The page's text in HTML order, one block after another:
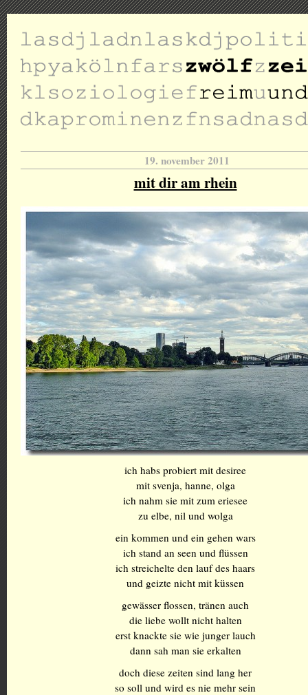
19. november 2011
mit dir am rhein
ich habs probiert mit desiree
mit svenja, hanne, olga
ich nahm sie mit zum eriesee
zu elbe, nil und wolga
ein kommen und ein gehen wars
ich stand an seen und flüssen
ich streichelte den lauf des haars
und geizte nicht mit küssen
gewässer flossen, tränen auch
die liebe wollt nicht halten
erst knackte sie wie junger lauch
dann sah man sie erkalten
doch diese zeiten sind lang her
so soll und wird es nie mehr sein